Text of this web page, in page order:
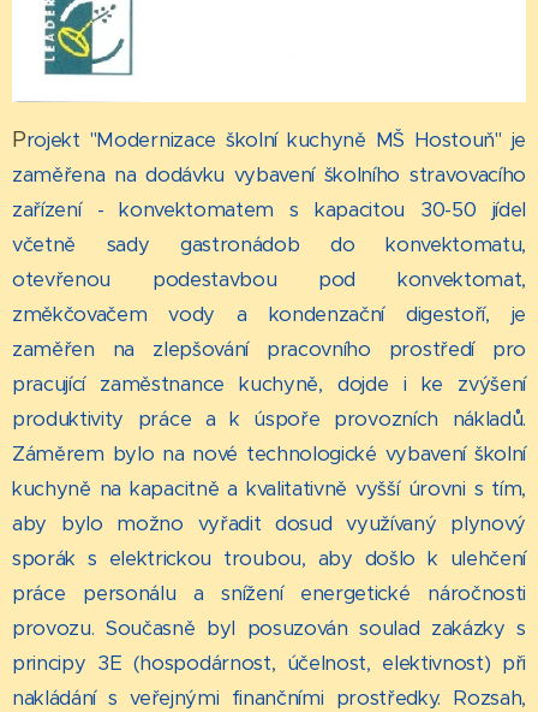
Projekt "Modernizace školní kuchyně MŠ Hostouň" je
zaměřena na dodávku vybavení školního stravovacího
zařízení - konvektomatem s kapacitou 30-50 jídel
včetně sady gastronádob do konvektomatu,
otevřenou podestavbou pod konvektomat,
změkčovačem vody a kondenzační digestoří, je
zaměřen na zlepšování pracovního prostředí pro
pracující zaměstnance kuchyně, dojde i ke zvýšení
produktivity práce a k úspoře provozních nákladů.
Záměrem bylo na nové technologické vybavení školní
kuchyně na kapacitně a kvalitativně vyšší úrovni s tím,
aby bylo možno vyřadit dosud využívaný plynový
sporák s elektrickou troubou, aby došlo k ulehčení
práce personálu a snížení energetické náročnosti
provozu. Současně byl posuzován soulad zakázky s
principy 3E (hospodárnost, účelnost, elektivnost) při
nakládání s veřejnými finančními prostředky. Rozsah,